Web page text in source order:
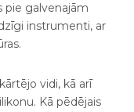
pie galvenajām
instrumenti, ar
vidi, kā arī
Kā pēdējais